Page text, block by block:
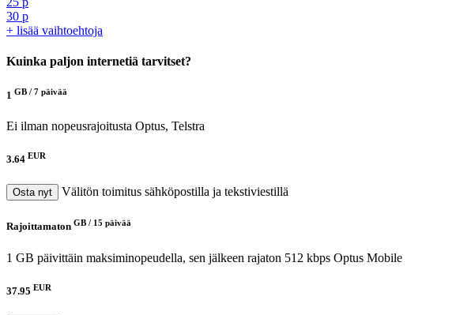
30 p
+ lisää vaihtoehtoja
Kuinka paljon internetiä tarvitset?
1 GB / 7 päivää
Ei ilman nopeusrajoitusta Optus, Telstra
3.64 EUR
Osta nyt Välitön toimitus sähköpostilla ja tekstiviestillä
Rajoittamaton GB / 15 päivää
1 GB päivittäin maksiminopeudella, sen jälkeen rajaton 512 kbps Optus Mobile
37.95 EUR